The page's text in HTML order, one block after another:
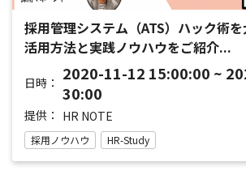
採用管理システム（ATS）ハック術
活用方法と実践ノウハウをご紹介...
日時： 2020-11-12 15:00:00 ~
30:00
提供： HR NOTE
採用ノウハウ HR-Study